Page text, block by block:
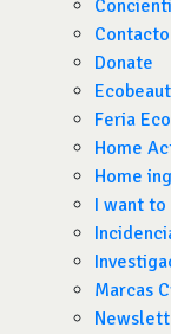
Donate
Feria
Home
Home
I want
Marcas